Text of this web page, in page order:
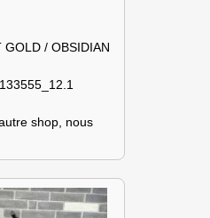
GOLD / OBSIDIAN
shop, nous